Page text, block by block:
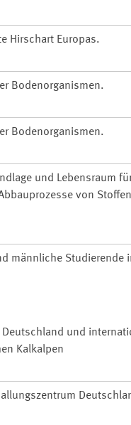
Hirschart Europas.
Bodenorganismen.
Bodenorganismen.
und Lebensraum
von
männliche Studierende
und
Kalkalpen